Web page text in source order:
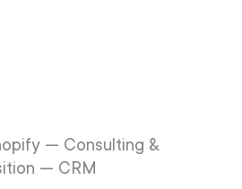
— Consulting &
— CRM